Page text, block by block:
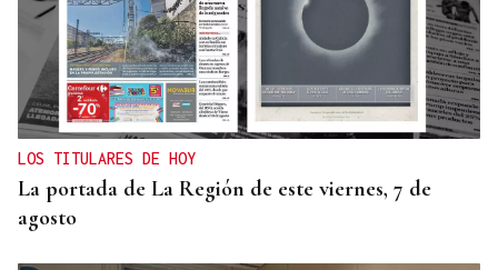
LOS TITULARES DE HOY
La portada de La Región de este viernes, 7 de
agosto